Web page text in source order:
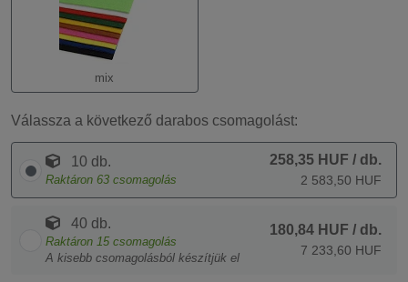
mix
Válassza a következő darabos csomagolást:
10 db.
Raktáron 63 csomagolás
258,35 HUF / db.
2 583,50 HUF
40 db.
Raktáron 15 csomagolás
A kisebb csomagolásból készítjük el
180,84 HUF / db.
7 233,60 HUF